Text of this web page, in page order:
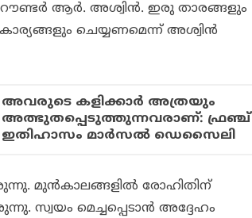
ആര്‍. അശ്വിന്‍. ഇരു താരങ്ങളും
കാര്യങ്ങളും ചെയ്യണമെന്ന് അശ്വിന്‍
അവരുടെ കളിക്കാര്‍ അത്രയും
അത്ഭുതപ്പെടുത്തുന്നവരാണ്: ഫ്രഞ്ച്
ഇതിഹാസം മാര്‍സല്‍ ഡെസൈലി
മുന്‍കാലങ്ങളില്‍ രോഹിതിന്
സ്വയം മെച്ചപ്പെടാന്‍ അദ്ദേഹം